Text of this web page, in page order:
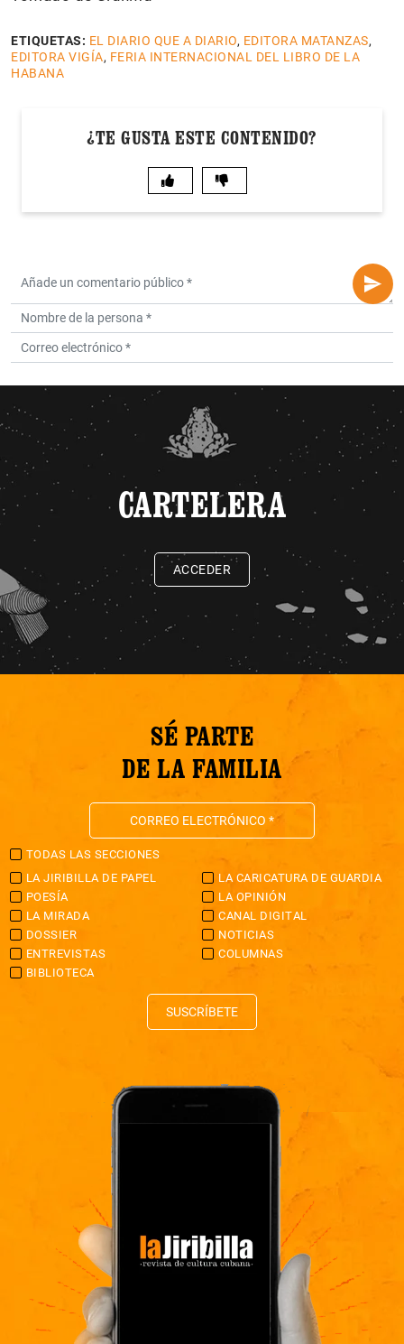
ETIQUETAS: EL DIARIO QUE A DIARIO, EDITORA MATANZAS,
EDITORA VIGÍA, FERIA INTERNACIONAL DEL LIBRO DE LA
HABANA
¿TE GUSTA ESTE CONTENIDO?
CARTELERA
ACCEDER
SÉ PARTE
DE LA FAMILIA
TODAS LAS SECCIONES
LA JIRIBILLA DE PAPEL
LA CARICATURA DE GUARDIA
POESÍA
LA OPINIÓN
LA MIRADA
CANAL DIGITAL
DOSSIER
NOTICIAS
ENTREVISTAS
COLUMNAS
BIBLIOTECA
SUSCRÍBETE